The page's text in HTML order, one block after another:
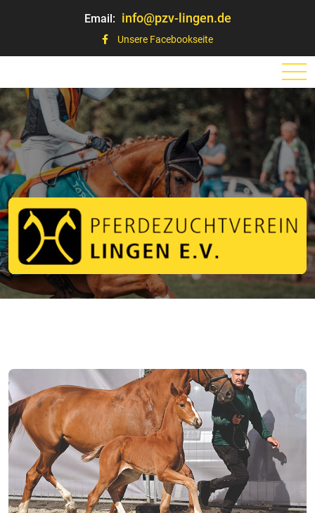
Email: info@pzv-lingen.de
Unsere Facebookseite